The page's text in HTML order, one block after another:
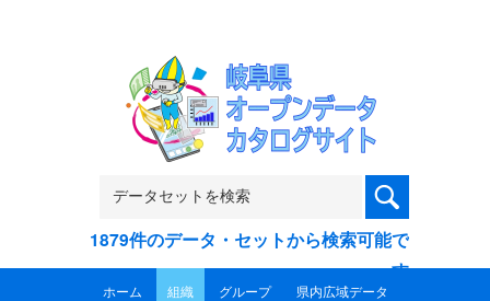
1879件のデータ・セットから検索可能で
す
ホーム 組織 グループ 県内広域データ